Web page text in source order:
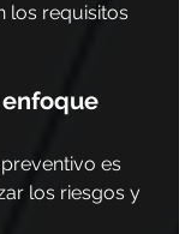
los requisitos
es
los riesgos y